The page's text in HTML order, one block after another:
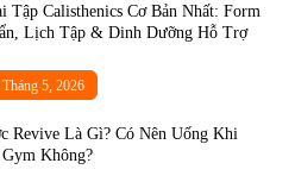
Tập Calisthenics Cơ Bản Nhất: Form
Lịch Tập & Dinh Dưỡng Hỗ Trợ
Tháng 5, 2026
Revive Là Gì? Có Nên Uống Khi
Không?